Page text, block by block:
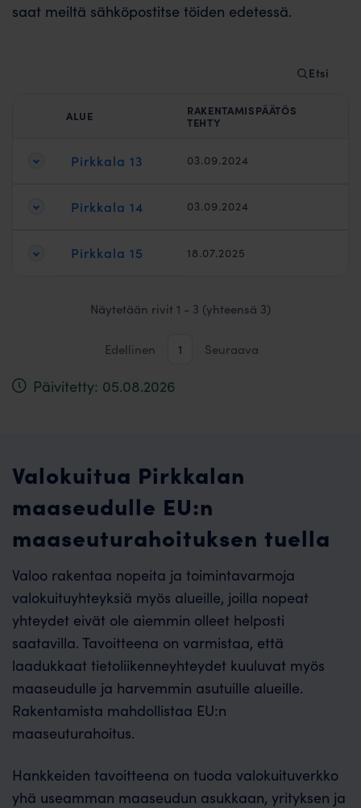
saat meiltä sähköpostitse töiden edetessä.
Etsi
ALUE
RAKENTAMISPÄÄTÖS
TEHTY
Pirkkala 13 03.09.2024
Pirkkala 14 03.09.2024
Pirkkala 15 18.07.2025
Näytetään rivit 1 - 3 (yhteensä 3)
Edellinen 1 Seuraava
Päivitetty: 05.08.2026
Valokuitua Pirkkalan
maaseudulle EU:n
maaseuturahoituksen tuella
Valoo rakentaa nopeita ja toimintavarmoja
valokuituyhteyksiä myös alueille, joilla nopeat
yhteydet eivät ole aiemmin olleet helposti
saatavilla. Tavoitteena on varmistaa, että
laadukkaat tietoliikenneyhteydet kuuluvat myös
maaseudulle ja harvemmin asutuille alueille.
Rakentamista mahdollistaa EU:n
maaseuturahoitus.
Hankkeiden tavoitteena on tuoda valokuituverkko
yhä useamman maaseudun asukkaan, yrityksen ja